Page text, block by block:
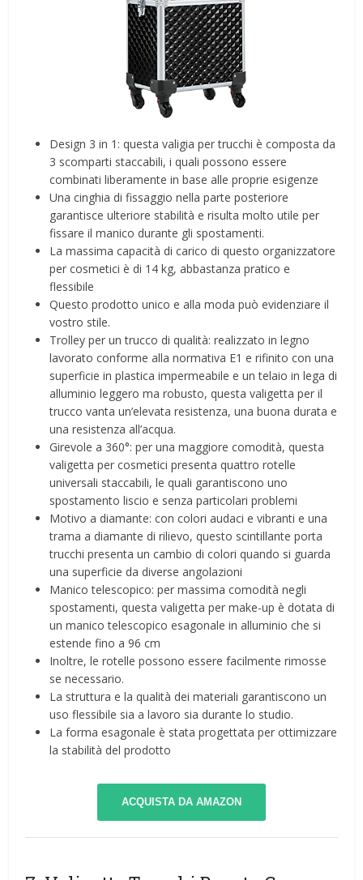
Design 3 in 1: questa valigia per trucchi è composta da
3 scomparti staccabili, i quali possono essere
combinati liberamente in base alle proprie esigenze
Una cinghia di fissaggio nella parte posteriore
garantisce ulteriore stabilità e risulta molto utile per
fissare il manico durante gli spostamenti.
La massima capacità di carico di questo organizzatore
per cosmetici è di 14 kg, abbastanza pratico e
flessibile
Questo prodotto unico e alla moda può evidenziare il
vostro stile.
Trolley per un trucco di qualità: realizzato in legno
lavorato conforme alla normativa E1 e rifinito con una
superficie in plastica impermeabile e un telaio in lega di
alluminio leggero ma robusto, questa valigetta per il
trucco vanta un’elevata resistenza, una buona durata e
una resistenza all’acqua.
Girevole a 360°: per una maggiore comodità, questa
valigetta per cosmetici presenta quattro rotelle
universali staccabili, le quali garantiscono uno
spostamento liscio e senza particolari problemi
Motivo a diamante: con colori audaci e vibranti e una
trama a diamante di rilievo, questo scintillante porta
trucchi presenta un cambio di colori quando si guarda
una superficie da diverse angolazioni
Manico telescopico: per massima comodità negli
spostamenti, questa valigetta per make-up è dotata di
un manico telescopico esagonale in alluminio che si
estende fino a 96 cm
Inoltre, le rotelle possono essere facilmente rimosse
se necessario.
La struttura e la qualità dei materiali garantiscono un
uso flessibile sia a lavoro sia durante lo studio.
La forma esagonale è stata progettata per ottimizzare
la stabilità del prodotto
ACQUISTA DA AMAZON